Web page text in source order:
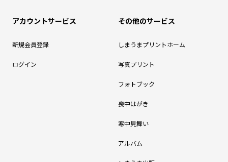
アカウントサービス
新規会員登録
ログイン
その他のサービス
しまうまプリントホーム
写真プリント
フォトブック
喪中はがき
寒中見舞い
アルバム